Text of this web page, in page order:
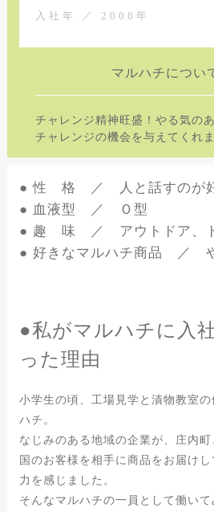
入社年 ／ 2006年
マルハチについ
チャレンジ精神旺盛！やる気の
チャレンジの機会を与えてくれま
● 性 格 ／ 人と話すのが好
● 血液型 ／ Ｏ型
● 趣 味 ／ アウトドア、
● 好きなマルハチ商品 ／
●私がマルハチに入
った理由
小学生の頃、工場見学と漬物教室
ハチ。
なじみのある地域の企業が、庄内
国のお客様を相手に商品をお届け
力を感じました。
そんなマルハチの一員として働い